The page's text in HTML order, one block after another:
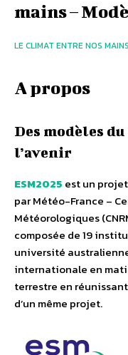
mains –
LE CLIMAT ENTRE NOS
A propos
Des modèles
l’avenir
ESM2025 est un
par Météo-France –
Météorologiques
composée de 19
université
internationale en
terrestre en
d’un même projet.